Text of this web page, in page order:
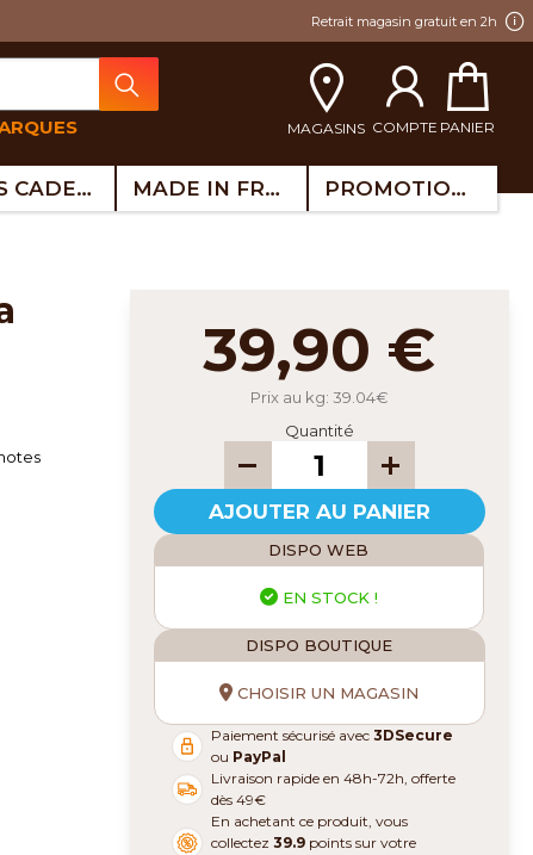
Retrait magasin gratuit en 2h
MAGASINS COMPTE PANIER
IDÉES CADEAUX MADE IN FRANCE PROMOTIONS
39,90 €
Prix au kg: 39.04€
Quantité
AJOUTER AU PANIER
DISPO WEB
EN STOCK !
DISPO BOUTIQUE
CHOISIR UN MAGASIN
Paiement sécurisé avec3DSecure
ou PayPal
Livraison rapide en 48h-72h, offerte
dès 49€
En achetant ce produit, vous
collectez39.9 points sur votre